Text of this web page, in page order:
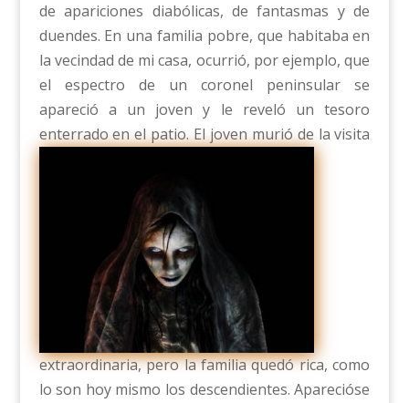
de apariciones diabólicas, de fantasmas y de
duendes. En una familia pobre, que habitaba en
la vecindad de mi casa, ocurrió, por ejemplo, que
el espectro de un coronel peninsular se
apareció a un joven y le reveló un tesoro
enterrado en el patio.El joven murió de la visita
extraordinaria, pero la familia quedó rica, como
lo son hoy mismo los descendientes. Aparecióse